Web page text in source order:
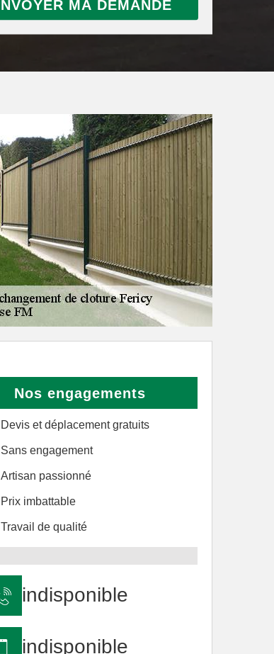
Nos engagements
Devis et déplacement gratuits
Sans engagement
Artisan passionné
Prix imbattable
Travail de qualité
indisponible
indisponible